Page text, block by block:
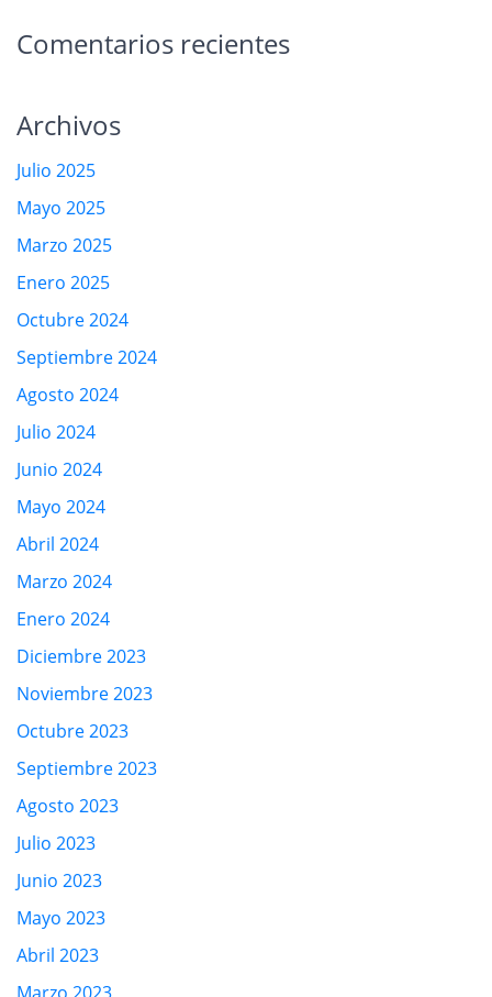
Comentarios recientes
Archivos
Julio 2025
Mayo 2025
Marzo 2025
Enero 2025
Octubre 2024
Septiembre 2024
Agosto 2024
Julio 2024
Junio 2024
Mayo 2024
Abril 2024
Marzo 2024
Enero 2024
Diciembre 2023
Noviembre 2023
Octubre 2023
Septiembre 2023
Agosto 2023
Julio 2023
Junio 2023
Mayo 2023
Abril 2023